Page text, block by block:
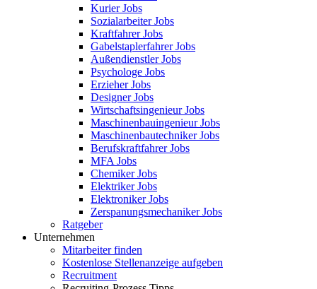
Kurier Jobs
Sozialarbeiter Jobs
Kraftfahrer Jobs
Gabelstaplerfahrer Jobs
Außendienstler Jobs
Psychologe Jobs
Erzieher Jobs
Designer Jobs
Wirtschaftsingenieur Jobs
Maschinenbauingenieur Jobs
Maschinenbautechniker Jobs
Berufskraftfahrer Jobs
MFA Jobs
Chemiker Jobs
Elektriker Jobs
Elektroniker Jobs
Zerspanungsmechaniker Jobs
Ratgeber
Unternehmen
Mitarbeiter finden
Kostenlose Stellenanzeige aufgeben
Recruitment